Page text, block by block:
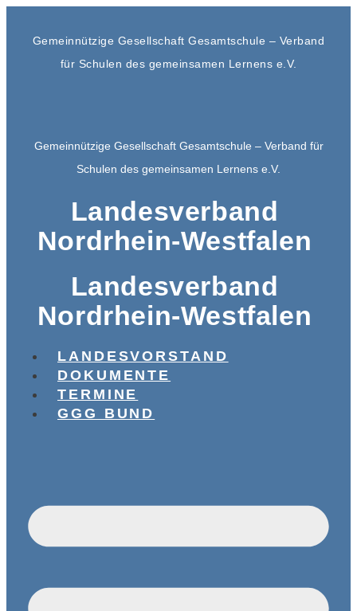
Gemeinnützige Gesellschaft Gesamtschule – Verband
für Schulen des gemeinsamen Lernens e.V.
Gemeinnützige Gesellschaft Gesamtschule – Verband für
Schulen des gemeinsamen Lernens e.V.
Landesverband
Nordrhein-Westfalen
Landesverband
Nordrhein-Westfalen
LANDESVORSTAND
DOKUMENTE
TERMINE
GGG BUND